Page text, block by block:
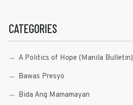
CATEGORIES
A Politics of Hope (Manila Bulletin)
Bawas Presyo
Bida Ang Mamamayan